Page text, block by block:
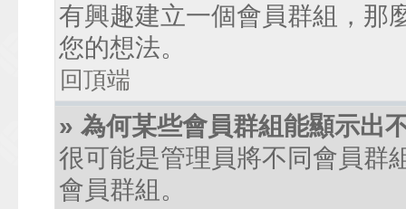
有興趣建立一個會員群組，那
您的想法。
回頂端
» 為何某些會員群組能顯示出
很可能是管理員將不同會員群
會員群組。